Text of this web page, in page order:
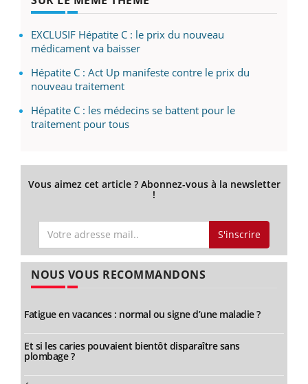
EXCLUSIF Hépatite C : le prix du nouveau
médicament va baisser
Hépatite C : Act Up manifeste contre le prix du
nouveau traitement
Hépatite C : les médecins se battent pour le
traitement pour tous
Vous aimez cet article ? Abonnez-vous à la newsletter
!
S'inscrire
NOUS VOUS RECOMMANDONS
Fatigue en vacances : normal ou signe d’une maladie ?
Et si les caries pouvaient bientôt disparaître sans
plombage ?